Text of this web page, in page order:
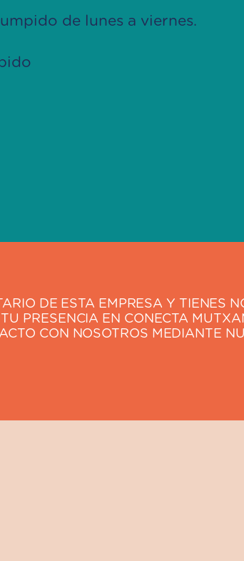
de lunes a viernes.
DE ESTA EMPRESA Y TIENES
PRESENCIA EN CONECTA
CON NOSOTROS MEDIANTE